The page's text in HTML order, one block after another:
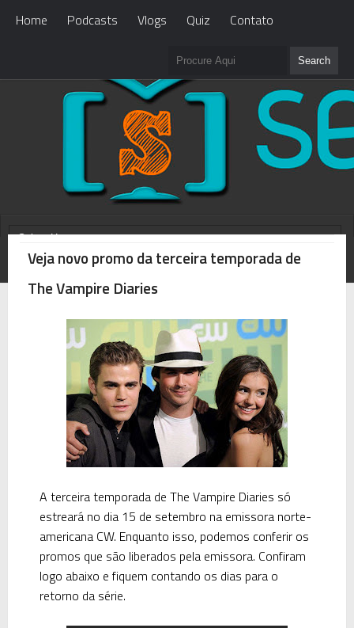
Home Podcasts Vlogs Quiz Contato
WHAT'S NEW? Loading...
Veja novo promo da terceira temporada de
The Vampire Diaries
A terceira temporada de The Vampire Diaries só
estreará no dia 15 de setembro na emissora norte-
americana CW. Enquanto isso, podemos conferir os
promos que são liberados pela emissora. Confiram
logo abaixo e fiquem contando os dias para o
retorno da série.